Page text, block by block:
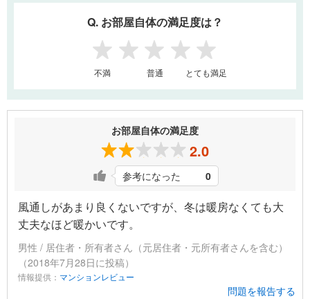
Q. お部屋自体の満足度は？
1 2 3 4 5
不満 普通 とても満足
お部屋自体の満足度
2.0
参考になった 0
風通しがあまり良くないですが、冬は暖房なくても大
丈夫なほど暖かいです。
男性 / 居住者・所有者さん（元居住者・元所有者さんを含む）
（2018年7月28日に投稿）
情報提供： マンションレビュー
問題を報告する